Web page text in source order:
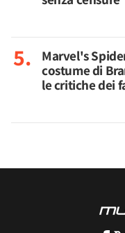
Marvel's
costume di
le critiche dei